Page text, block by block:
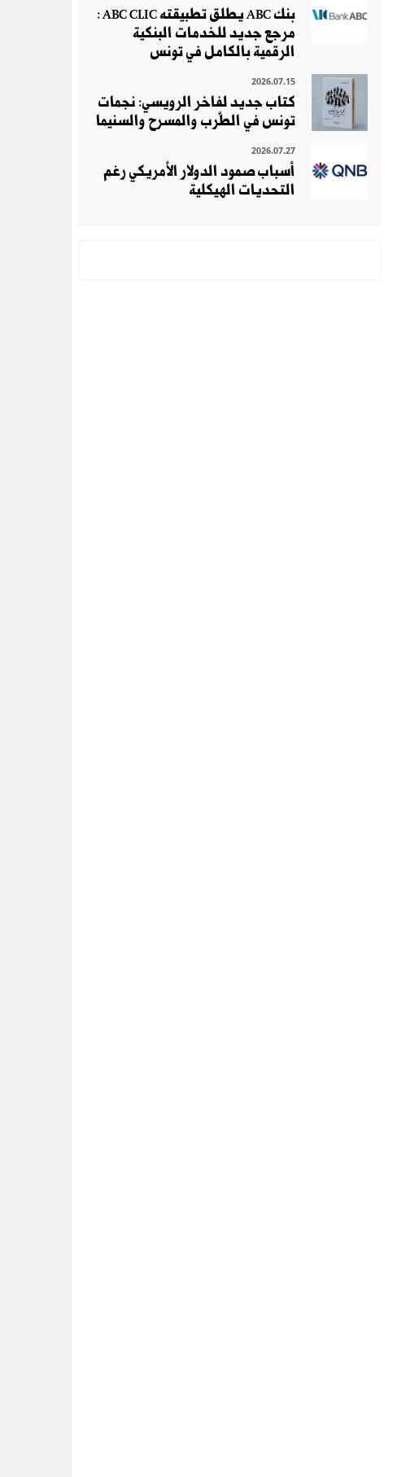
بنك ABC يطلق تطبيقته ABC CLIC :
مرجع جديد للخدمات البنكية
الرقمية بالكامل في تونس
2026.07.15
كتاب جديد لفاخر الرويسي: نجمات
تونس في الطّرب والمسرح والسنيما
2026.07.27
أسباب صمود الدولار الأمريكي رغم
التحديات الهيكلية